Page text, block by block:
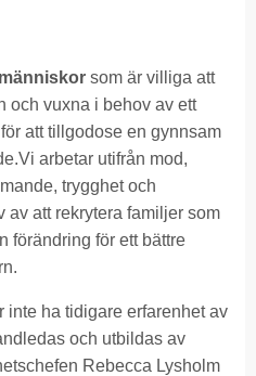
som är villiga att
och vuxna i behov av ett
att tillgodose en gynnsam
arbetar utifrån mod,
trygghet och
av att rekrytera familjer som
förändring för ett bättre
inte ha tidigare erfarenhet av
och utbildas av
Rebecca Lysholm